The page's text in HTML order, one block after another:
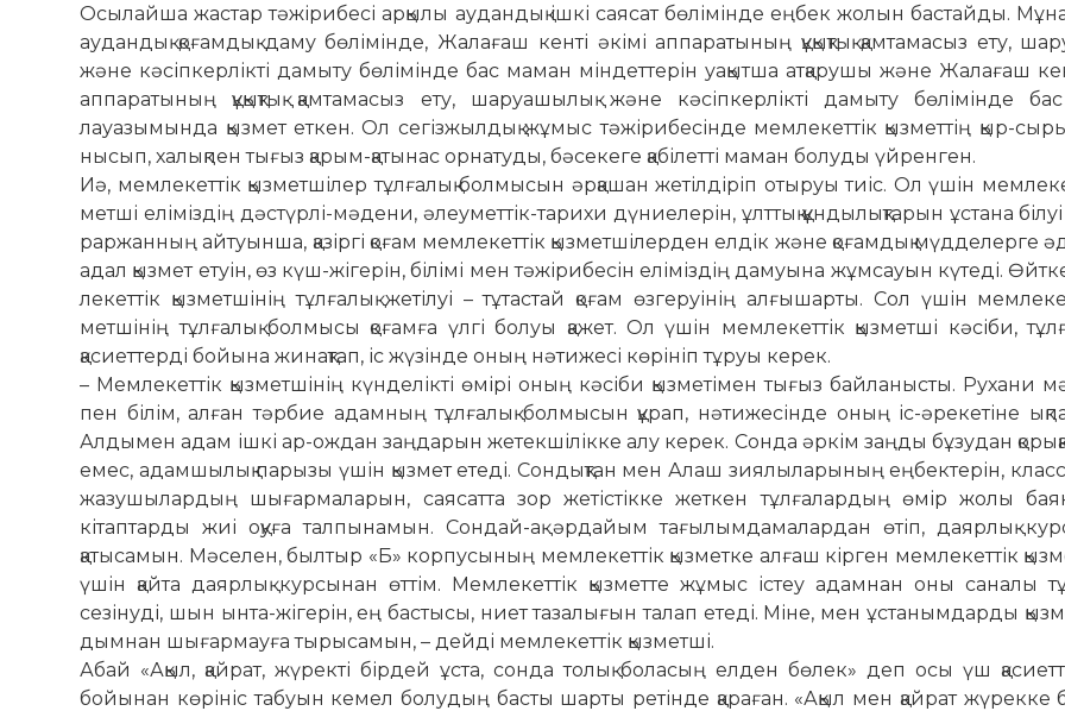
Осылайша жастар тәжірибесі ар­­қылы аудандық ішкі саясат бөлі­мін­де еңбек жолын бастайды.
аудандық қоғамдық даму бө­лімінде, Жалағаш кенті әкімі ап­па­ратының құқықтық қамтамасыз ету,
және кәсіп­кер­лікті да­­мыту бөлімінде бас маман мін­дет­­терін уақытша атқарушы және Жа­ла­ғаш
аппаратының құ­қықтық қамтамасыз ету, шаруашылық және кә­сіпкерлікті дамыту бөлімінде
лауазымында қызмет еткен. Ол се­гізжылдық жұмыс тәжі­рибесін­де мем­лекеттік қызметтің қыр-
нысып, халықпен ты­­ғыз қа­рым-қа­ты­нас орнатуды, бә­­­­секеге қа­­­­бі­летті ма­ман болуды үйренген.
Иә, мемлекеттік қызметшілер тұл­ғалық болмысын әрқашан жетіл­діріп отыруы тиіс. Ол үшін
метші еліміздің дәстүрлі-мәдени, әлеуметтік-тарихи дүниелерін, ұлттық құндылықтарын ұстана
раржанның айтуынша, қазіргі қо­ғам мемлекеттік қызметшілерден елдік және қоғамдық мүдделерге
адал қызмет етуін, өз күш-жігерін, білімі мен тәжірибесін елі­міздің да­муына жұмсауын күтеді.
лекеттік қызметшінің тұл­ғалық же­­тілуі – тұтастай қоғам өзгеруінің ал­­ғы­шарты. Сол үшін
метшінің тұлғалық болмысы қо­ғам­ға үлгі болуы қажет. Ол үшін мем­лекеттік қызметші кәсіби,
қасиеттерді бойына жи­нақтап, іс жү­зінде оның нәтижесі кө­рініп тұруы керек.
– Мемлекеттік қызметшінің күнде­лікті өмірі оның кәсіби қызметімен тығыз байланысты. Рухани
пен білім, алған тәрбие адам­ның тұлғалық болмысын құрап, нә­тижесінде оның іс-әрекетіне
Алдымен адам ішкі ар-ождан заңдарын жетекшілікке алу керек. Сонда әркім заңды бұзудан
емес, адам­шы­лық па­­рызы үшін қызмет етеді. Сондықтан мен Алаш зия­лыларының еңбектерін,
жазушылардың шығар­ма­ла­рын, саясатта зор жетістікке жет­­кен тұл­ғалардың өмір жолы
кітаптарды жиі оқуға тал­­пы­­намын. Сондай-ақ әрдайым та­ғылымда­ма­лардан өтіп, даярлық
қатысамын. Мәселен, былтыр «Б» кор­пусының мемлекеттік қыз­метке алғаш кірген мемлекеттік
үшін қайта даярлық курсынан өттім. Мемлекеттік қызметте жұмыс істеу адамнан оны саналы
сезінуді, шын ынта-жігерін, ең бас­тысы, ниет тазалығын талап ете­ді. Міне, мен ұстанымдарды
дымнан шығармауға тыры­самын, – дейді мемлекеттік қызметші.
Абай «Ақыл, қайрат, жүректі бір­дей ұста, сонда толық боласың ел­ден бөлек» деп осы үш
бойынан көрініс табуын кемел бо­­­лудың басты шарты ретінде қа­ра­ған. «Ақыл мен қайрат жүрекке